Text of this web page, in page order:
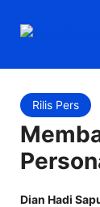
Rilis Pers
Dian Hadi